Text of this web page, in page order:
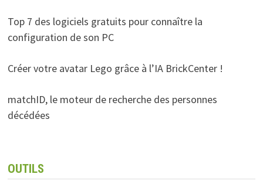
Top 7 des logiciels gratuits pour connaître la
configuration de son PC
Créer votre avatar Lego grâce à l’IA BrickCenter !
matchID, le moteur de recherche des personnes
décédées
OUTILS